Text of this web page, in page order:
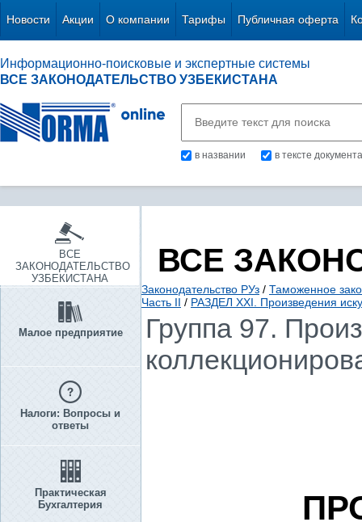
Новости Акции О компании Тарифы Публичная оферта
Информационно-поисковые и экспертные системы
ВСЕ ЗАКОНОДАТЕЛЬСТВО УЗБЕКИСТАНА
в названии в тексте документа
ВСЕ
ЗАКОНОДАТЕЛЬСТВО
УЗБЕКИСТАНА
Малое предприятие
Налоги: Вопросы и
ответы
Практическая
Бухгалтерия
ВСЕ
Законодательство РУз / Таможенное
Часть II / РАЗДЕЛ XXI. Произведения
Группа 97.